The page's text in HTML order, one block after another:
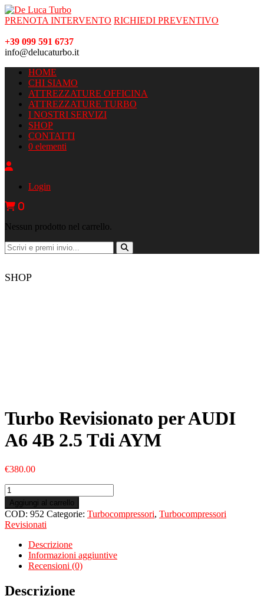
PRENOTA INTERVENTO RICHIEDI PREVENTIVO
+39 099 591 6737
info@delucaturbo.it
HOME
CHI SIAMO
ATTREZZATURE OFFICINA
ATTREZZATURE TURBO
I NOSTRI SERVIZI
SHOP
CONTATTI
0 elementi
Login
0
Nessun prodotto nel carrello.
SHOP
Turbo Revisionato per AUDI
A6 4B 2.5 Tdi AYM
€380.00
Turbo
Revisionato
per
AUDI
A6
quantità
Aggiungi al carrello
COD: 952 Categorie: Turbocompressori, Turbocompressori
Revisionati
Descrizione
Informazioni aggiuntive
Recensioni (0)
Descrizione